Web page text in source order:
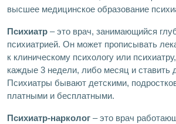
высшее медицинское образование
Психиатр – это врач, занимающийся
психиатрией. Он может прописывать
к клиническому психологу или
каждые 3 недели, либо месяц и ставить
Психиатры бывают детскими,
платными и бесплатными.
Психиатр-нарколог – это врач